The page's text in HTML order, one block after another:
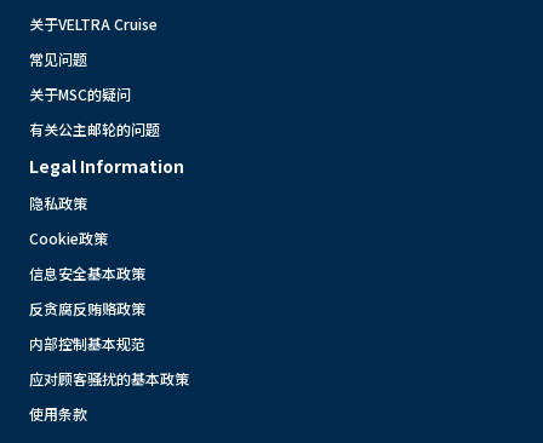
关于VELTRA Cruise
常见问题
关于MSC的疑问
有关公主邮轮的问题
Legal Information
隐私政策
Cookie政策
信息安全基本政策
反贪腐反贿赂政策
内部控制基本规范
应对顾客骚扰的基本政策
使用条款